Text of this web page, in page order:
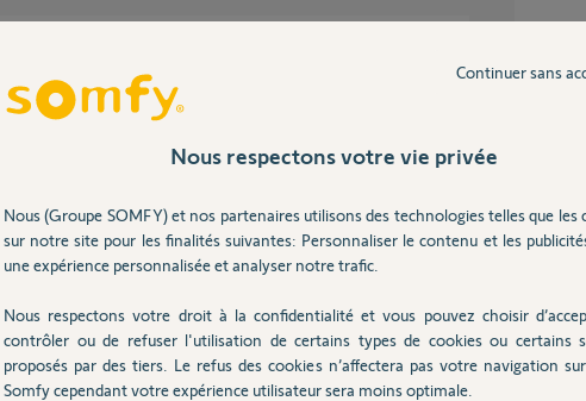
de télécommande?
la position milieu n'est pas obligatoire.
intérieur RTS. SOMFY à mi courses , il ne garde la
fils)
RTS ?
11
Problème avec 2 télécommandes Smoove
RTS
2réponses
Nous respectons votre vie privée
Nous (Groupe SOMFY) et nos partenaires utilisons des technologies telles que les
sur notre site pour les finalités suivantes: Personnaliser le contenu et les
une expérience personnalisée et analyser notre trafic.
Nous respectons votre droit à la confidentialité et vous pouvez choisir
contrôler ou de refuser l'utilisation de certains types de cookies ou certains
proposés par des tiers. Le refus des cookies n’affectera pas votre navigation
Somfy cependant votre expérience utilisateur sera moins optimale.
Continuer sans